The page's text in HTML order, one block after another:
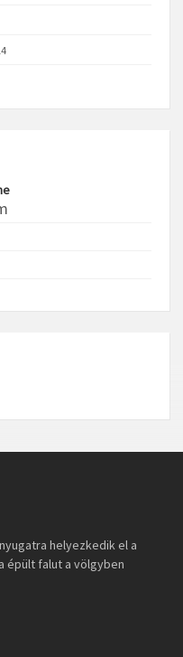
helyezkedik el a
épült falut a völgyben